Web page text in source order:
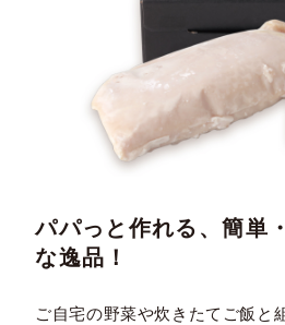
パパっと作れる、簡単
な逸品！
ご自宅の野菜や炊きたてご飯と